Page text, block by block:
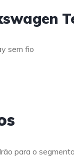
sem fio
para o